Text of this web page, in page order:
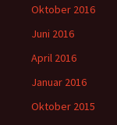
Oktober 2016
Juni 2016
April 2016
Januar 2016
Oktober 2015